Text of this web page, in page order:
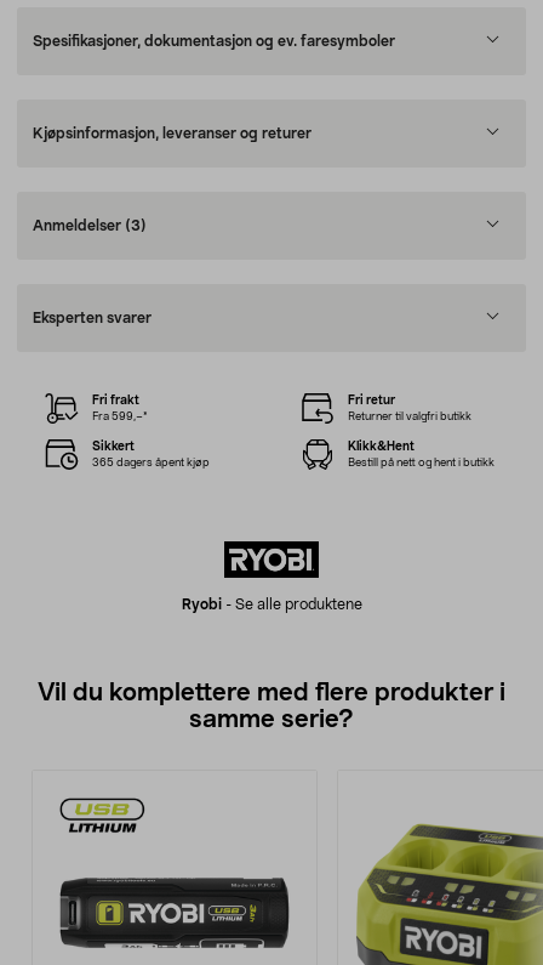
Spesifikasjoner, dokumentasjon og ev. faresymboler
Kjøpsinformasjon, leveranser og returer
Anmeldelser (3)
Eksperten svarer
Ryobi- Se alle produktene
Fri frakt
Fra 599,–*
Fri retur
Returner til valgfri butikk
Sikkert
365 dagers åpent kjøp
Klikk&Hent
Bestill på nett og hent i butikk
Vil du komplettere med flere produkter i
samme serie?